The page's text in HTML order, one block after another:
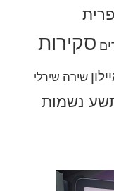
סקירות
שירה שירלי
נשמות